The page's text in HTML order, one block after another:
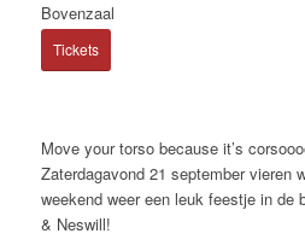
Bovenzaal
Tickets
Move your torso because it’s
Zaterdagavond 21 september vieren
weekend weer een leuk feestje in de
& Neswill!